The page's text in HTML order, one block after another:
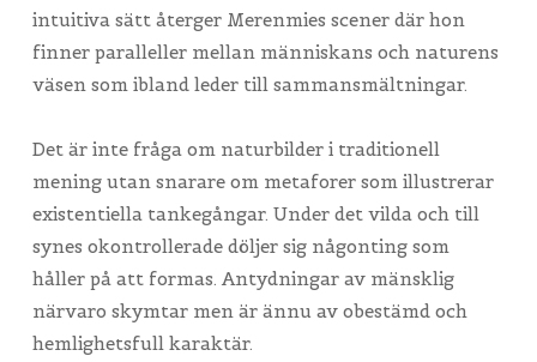
intuitiva sätt återger Merenmies scener där hon
finner paralleller mellan människans och naturens
väsen som ibland leder till sammansmältningar.
Det är inte fråga om naturbilder i traditionell
mening utan snarare om metaforer som illustrerar
existentiella tankegångar. Under det vilda och till
synes okontrollerade döljer sig någonting som
håller på att formas. Antydningar av mänsklig
närvaro skymtar men är ännu av obestämd och
hemlighetsfull karaktär.